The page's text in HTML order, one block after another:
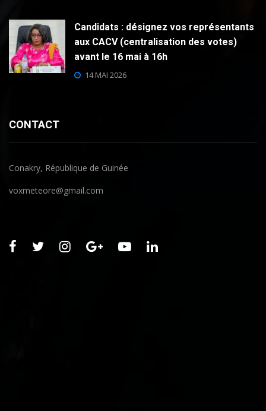
Candidats : désignez vos représentants
aux CACV (centralisation des votes)
avant le 16 mai à 16h
14 MAI 2026
CONTACT
Conakry, République de Guinée
voxmeteore@gmail.com